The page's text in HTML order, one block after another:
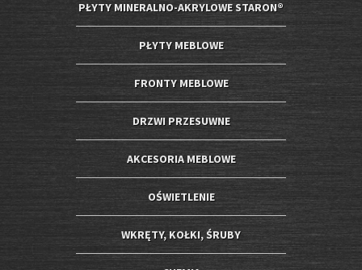
PŁYTY MINERALNO-AKRYLOWE STARON®
PŁYTY MEBLOWE
FRONTY MEBLOWE
DRZWI PRZESUWNE
AKCESORIA MEBLOWE
OŚWIETLENIE
WKRĘTY, KOŁKI, ŚRUBY